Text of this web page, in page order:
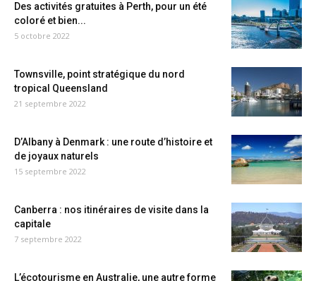
Des activités gratuites à Perth, pour un été
coloré et bien...
5 octobre 2022
Townsville, point stratégique du nord
tropical Queensland
21 septembre 2022
D’Albany à Denmark : une route d’histoire et
de joyaux naturels
15 septembre 2022
Canberra : nos itinéraires de visite dans la
capitale
7 septembre 2022
L’écotourisme en Australie, une autre forme